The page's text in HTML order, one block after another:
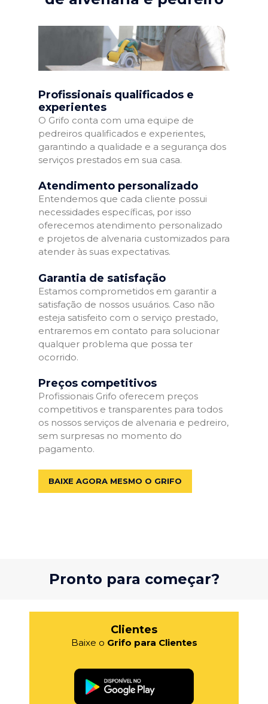
Profissionais qualificados e
experientes
O Grifo conta com uma equipe de
pedreiros qualificados e experientes,
garantindo a qualidade e a segurança dos
serviços prestados em sua casa.
Atendimento personalizado
Entendemos que cada cliente possui
necessidades específicas, por isso
oferecemos atendimento personalizado
e projetos de alvenaria customizados para
atender às suas expectativas.
Garantia de satisfação
Estamos comprometidos em garantir a
satisfação de nossos usuários. Caso não
esteja satisfeito com o serviço prestado,
entraremos em contato para solucionar
qualquer problema que possa ter
ocorrido.
Preços competitivos
Profissionais Grifo oferecem preços
competitivos e transparentes para todos
os nossos serviços de alvenaria e pedreiro,
sem surpresas no momento do
pagamento.
BAIXE AGORA MESMO O GRIFO
Pronto para começar?
Clientes
Baixe o Grifo para Clientes